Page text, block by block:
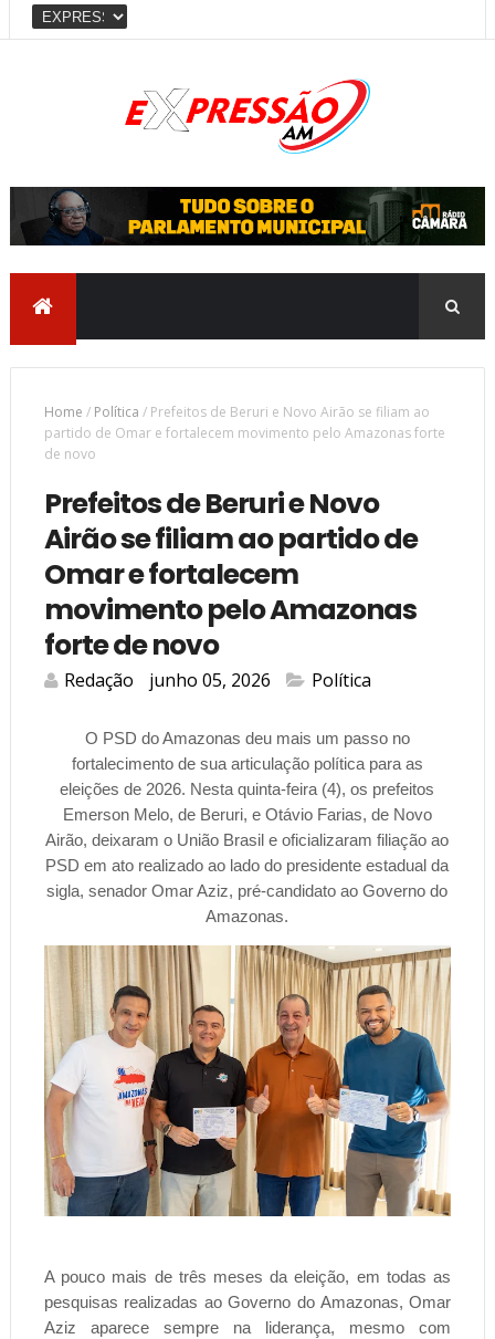
Home / Política / Prefeitos de Beruri e Novo Airão se filiam ao
partido de Omar e fortalecem movimento pelo Amazonas forte
de novo
Prefeitos de Beruri e Novo
Airão se filiam ao partido de
Omar e fortalecem
movimento pelo Amazonas
forte de novo
Redação junho 05, 2026 Política
O PSD do Amazonas deu mais um passo no
fortalecimento de sua articulação política para as
eleições de 2026. Nesta quinta-feira (4), os prefeitos
Emerson Melo, de Beruri, e Otávio Farias, de Novo
Airão, deixaram o União Brasil e oficializaram filiação ao
PSD em ato realizado ao lado do presidente estadual da
sigla, senador Omar Aziz, pré-candidato ao Governo do
Amazonas.
A pouco mais de três meses da eleição, em todas as
pesquisas realizadas ao Governo do Amazonas, Omar
Aziz aparece sempre na liderança, mesmo com